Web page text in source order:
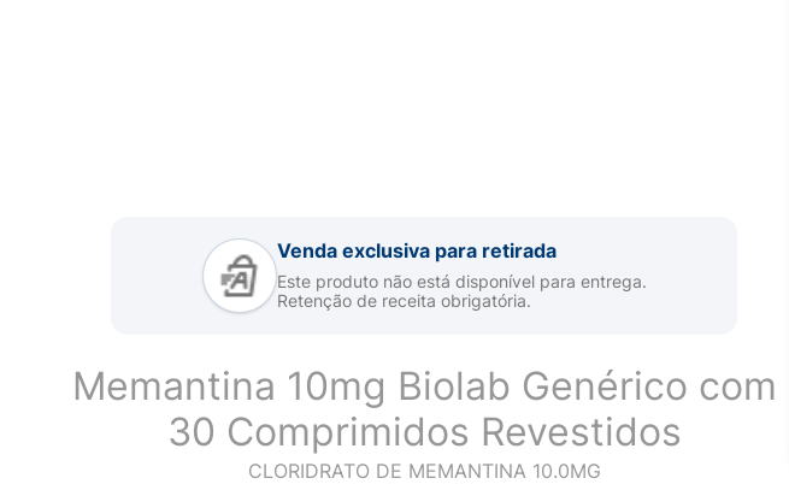
Venda exclusiva para retirada
Este produto não está disponível para entrega.
Retenção de receita obrigatória.
Memantina 10mg Biolab Genérico com
30 Comprimidos Revestidos
CLORIDRATO DE MEMANTINA 10.0MG